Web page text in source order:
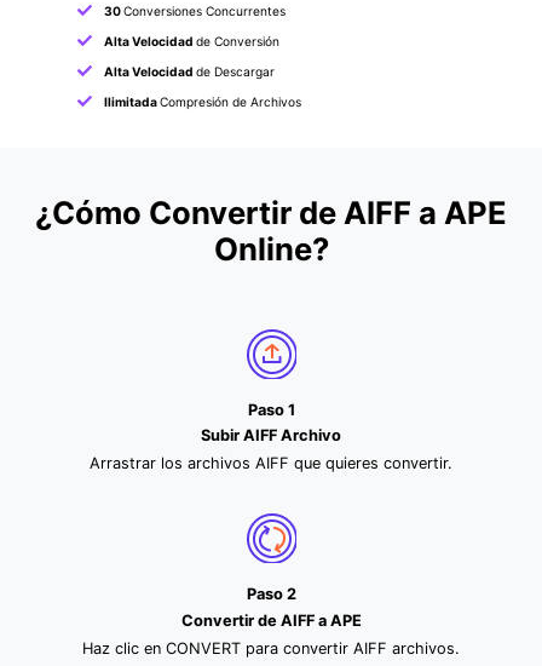
30Conversiones Concurrentes
Alta Velocidad de Conversión
Alta Velocidad de Descargar
IlimitadaCompresión de Archivos
¿Cómo Convertir de AIFF a APE
Online?
Paso 1
Subir AIFF Archivo
Arrastrar los archivos AIFF que quieres convertir.
Paso 2
Convertir de AIFF a APE
Haz clic en CONVERT para convertir AIFF archivos.